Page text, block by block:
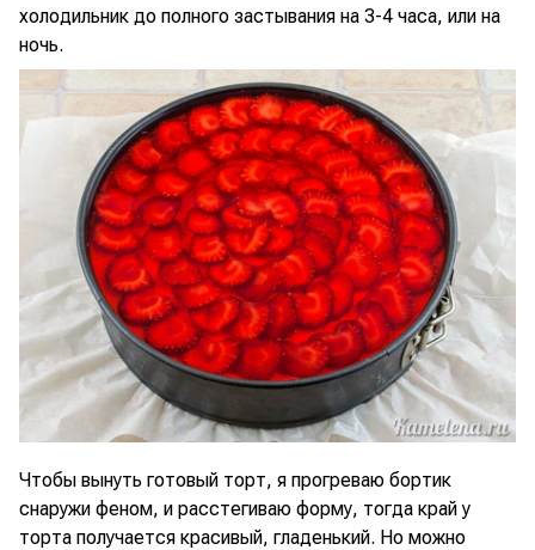
холодильник до полного застывания на 3-4 часа, или на
ночь.
Чтобы вынуть готовый торт, я прогреваю бортик
снаружи феном, и расстегиваю форму, тогда край у
торта получается красивый, гладенький. Но можно